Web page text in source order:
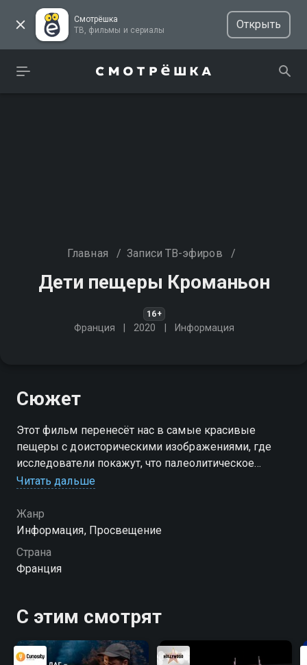
Смотрёшка
ТВ, фильмы и сериалы
Открыть
Главная / Записи ТВ-эфиров /
Дети пещеры Кроманьон
16+
Франция 2020 Информация
Сюжет
Этот фильм перенесёт нас в самые красивые
пещеры с доисторическими изображениями, где
исследователи покажут, что палеолитическое
искусство с 35 000 по 9000 год до нашей эры - это
дошедшее до наших дней
Читать дальше
Жанр
Информация, Просвещение
Страна
Франция
С этим смотрят